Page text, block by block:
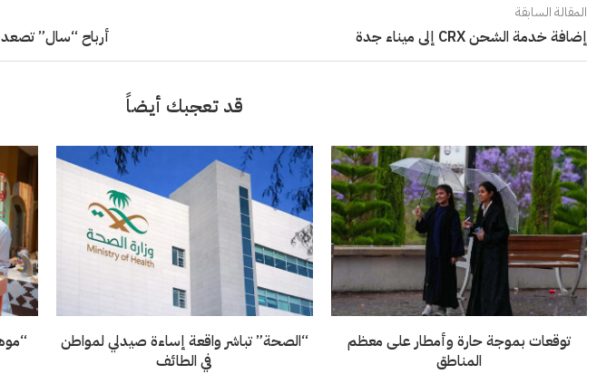
المقالة السابقة
إضافة خدمة الشحن CRX إلى ميناء جدة أرباح “سال” تصعد 16.3% في الربع الثالث إلى 181 مليوناً
قد تعجبك أيضاً
“الصحة” تباشر واقعة إساءة صيدلي لمواطن
في الطائف
توقعات بموجة حارة وأمطار على معظم
المناطق